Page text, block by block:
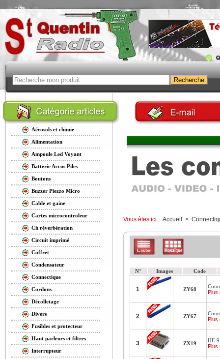
Aérosols et chimie
Alimentation
Ampoule Led Voyant
Batterie Accus Piles
Boutons
Buzzer Piezzo Micro
Cable et gaine
Cartes microcontroleur
Ch réverbération
Circuit imprimé
Coffret
Condensateur
Connectique
Cordons
Décolletage
Divers
Fusibles et protecteur
Haut parleurs et filtres
Interrupteur
Vous êtes ici : Accueil >
N° Images Code
1 ZY68
Plus
2 ZY67
Plus
3 ZX19
HE
Plus